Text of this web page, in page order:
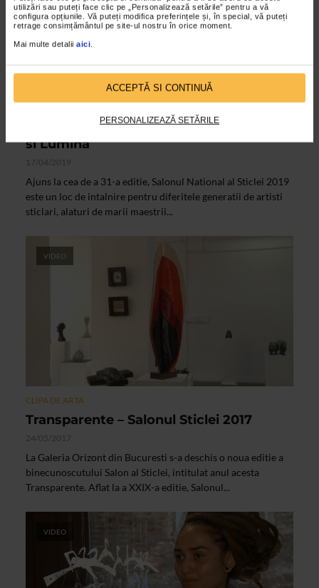
utilizări sau puteți face clic pe „Personalizează setările” pentru a vă
configura opțiunile. Vă puteți modifica preferințele și, în special, vă puteți
retrage consimțământul pe site-ul nostru în orice moment.
Mai multe detalii aici.
ACCEPTĂ SI CONTINUĂ
PERSONALIZEAZĂ SETĂRILE
Salonul National al Sticlei 2019 – Forma
si Lumina
17/04/2019
Ajuns la cea de a 31-a editie, Salonul National al Sticlei 2019
este un loc de intalnire pentru diferitele generatii de artisti
sticlari, alaturi de marii maestrii...
VIDEO
CLIPA DE ARTA
Transparente – Salonul Sticlei 2017
24/05/2017
La Galeria Orizont din Bucuresti s-a deschis o noua editie a
binecunoscutului Salon al Sticlei, intitulat anul acesta
Transparente. Aflat la a XXIX-a editie, Salonul...
VIDEO